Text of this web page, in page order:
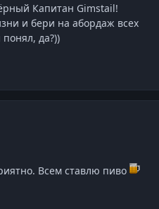
Капитан Gimstail!
и бери на абордаж всех
да?))
Всем ставлю пиво